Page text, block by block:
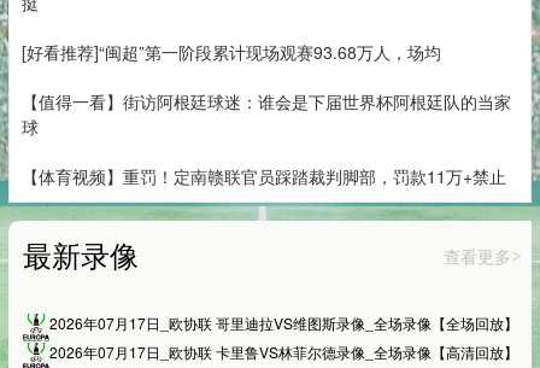
[好看推荐]“闽超”第一阶段累计现场观赛93.68万人，场均
【值得一看】街访阿根廷球迷：谁会是下届世界杯阿根廷队的当家
球
【体育视频】重罚！定南赣联官员踩踏裁判脚部，罚款11万+禁止
最新录像 查看更多>
2026年07月17日_欧协联 哥里迪拉VS维图斯录像_全场录像【全场回放】
2026年07月17日_欧协联 卡里鲁VS林菲尔德录像_全场录像【高清回放】